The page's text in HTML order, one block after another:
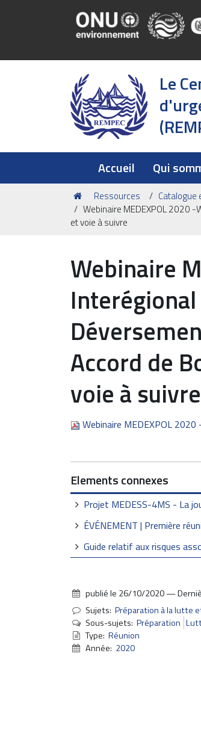
Le
Accueil Qui
Vous
êtes
ici :
Ressources
Catalogue
Webinaire MEDEXPOL 2020
et voie à suivre
Webinaire
Accord de
voie à suivre
Webinaire MEDEXPOL
Elements connexes
Projet MEDESS-4MS - La
ÉVÉNEMENT | Première
Guide relatif aux risques
publié le 26/10/2020—
Sujets: Préparation à la lutte
Sous-sujets: Préparation
Type: Réunion
Année: 2020